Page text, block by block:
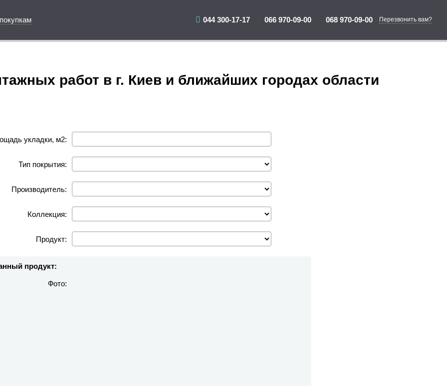
044 300-17-17 066 970-09-00 068 970-09-00 Перезвонить вам?
работ в г. Киев и ближайших городах области
укладки, м2:
Тип покрытия:
Производитель:
Коллекция:
Продукт:
продукт:
Фото: